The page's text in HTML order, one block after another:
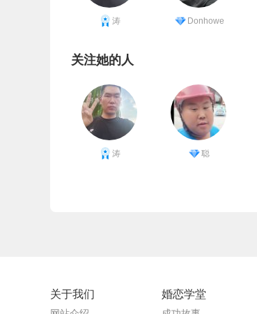
涛 Donhowe
关注她的人
涛 聪
关于我们 婚恋学堂